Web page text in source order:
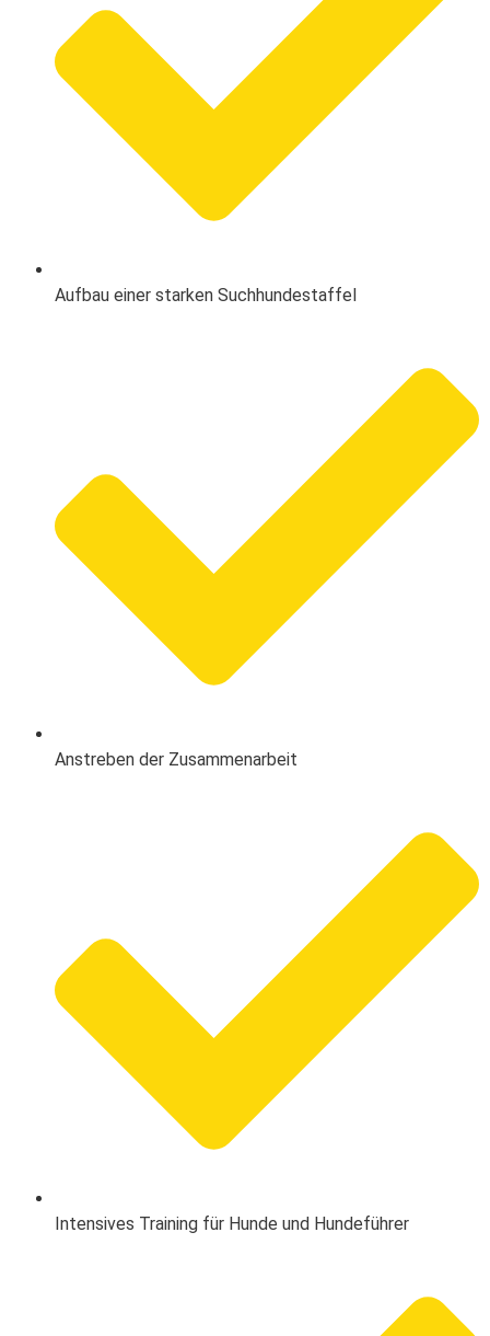
Aufbau einer starken Suchhundestaffel
Anstreben der Zusammenarbeit
Intensives Training für Hunde und Hundeführer